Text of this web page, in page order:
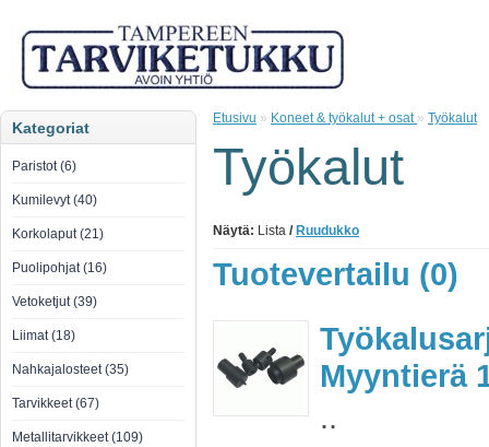
Kategoriat
Paristot (6)
Kumilevyt (40)
Korkolaput (21)
Puolipohjat (16)
Vetoketjut (39)
Liimat (18)
Nahkajalosteet (35)
Tarvikkeet (67)
Metallitarvikkeet (109)
Etusivu » Koneet & työkalut + osat » Työkalut
Työkalut
Näytä: Lista / Ruudukko
Tuotevertailu (0)
Myyntierä
..